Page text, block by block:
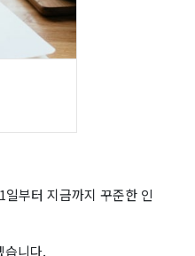
부터 지금까지 꾸준한 인
습니다.